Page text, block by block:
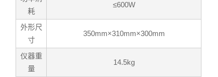
耗
≤600W
外形尺
寸
350mm×310mm×300mm
仪器重
量
14.5kg